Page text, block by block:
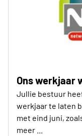
Ons werkjaar
Jullie bestuur
werkjaar te laten
met eind juni,
meer ...